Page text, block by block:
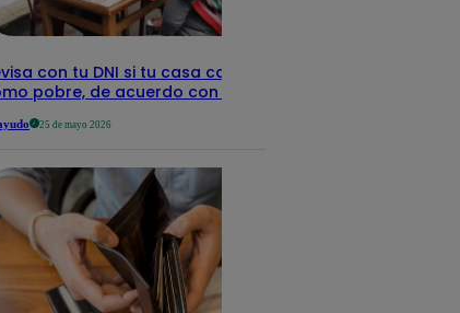
con tu DNI si tu casa califica
pobre, de acuerdo con el Sisfoh
25 de mayo 2026